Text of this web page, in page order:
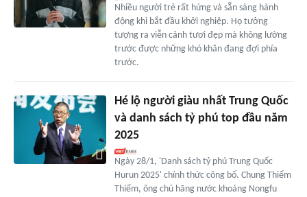
Nhiều người trẻ rất hứng và sẵn sàng hành
động khi bắt đầu khởi nghiệp. Họ tưởng
tượng ra viễn cảnh tươi đẹp mà không lường
trước được những khó khăn đang đợi phía
trước.
Hé lộ người giàu nhất Trung Quốc
và danh sách tỷ phú top đầu năm
2025
Ngày 28/1, 'Danh sách tỷ phú Trung Quốc
Hurun 2025' chính thức công bố. Chung Thiểm
Thiểm, ông chủ hãng nước khoáng Nongfu